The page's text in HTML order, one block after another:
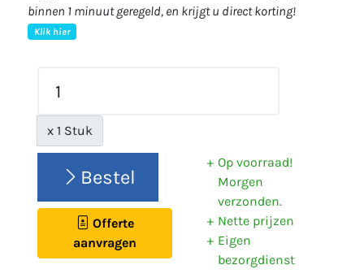
binnen 1 minuut geregeld, en krijgt u direct korting!
Klik hier
x 1 Stuk
Bestel
Offerte
aanvragen
Op voorraad!
Morgen
verzonden.
Nette prijzen
Eigen
bezorgdienst